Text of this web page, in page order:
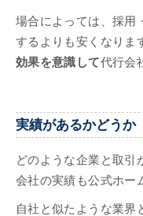
場合によっては、採用
するよりも安くなりま
効果を意識して代行会
実績があるかどうか
どのような企業と取引
会社の実績も公式ホー
自社と似たような業界